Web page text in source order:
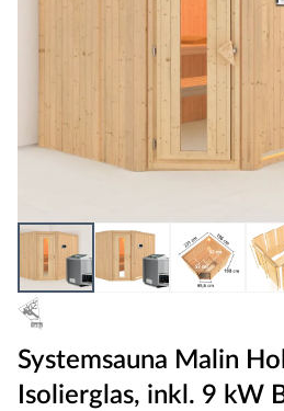
Systemsauna Malin
Isolierglas, inkl. 9 kW